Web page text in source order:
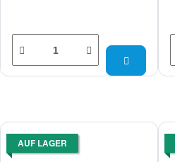
AUF LAGER